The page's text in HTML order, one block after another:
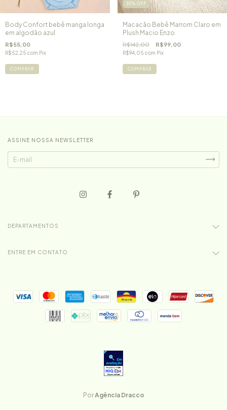
Body Confort bebê manga longa
em algodão azul
R$55,00
R$52,25 com Pix
COMPRAR
30% OFF
Macacão Bebê Marrom Claro em
Plush Macio Enzo
R$142,00 R$99,00
R$94,05 com Pix
COMPRAR
ASSINE NOSSA NEWSLETTER
DEPARTAMENTOS
ENTRE EM CONTATO
PorAgência Dracco